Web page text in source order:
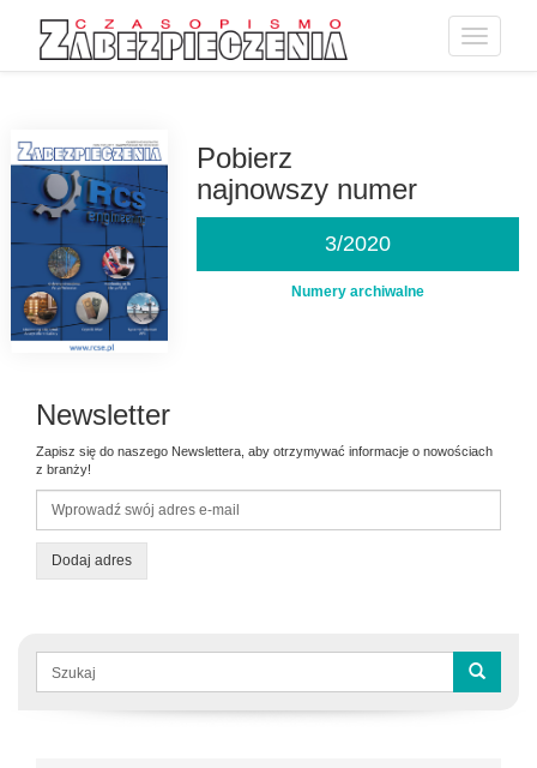
Toggle
Pobierz
najnowszy numer
3/2020
Numery archiwalne
Newsletter
Zapisz się do naszego Newslettera, aby otrzymywać informacje o nowościach
z branży!
Dodaj adres
Formularz
wyszukiwania